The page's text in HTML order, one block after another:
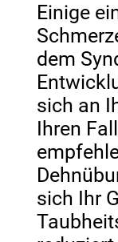
Einige
dem
sich an
Ihren
sich Ihr